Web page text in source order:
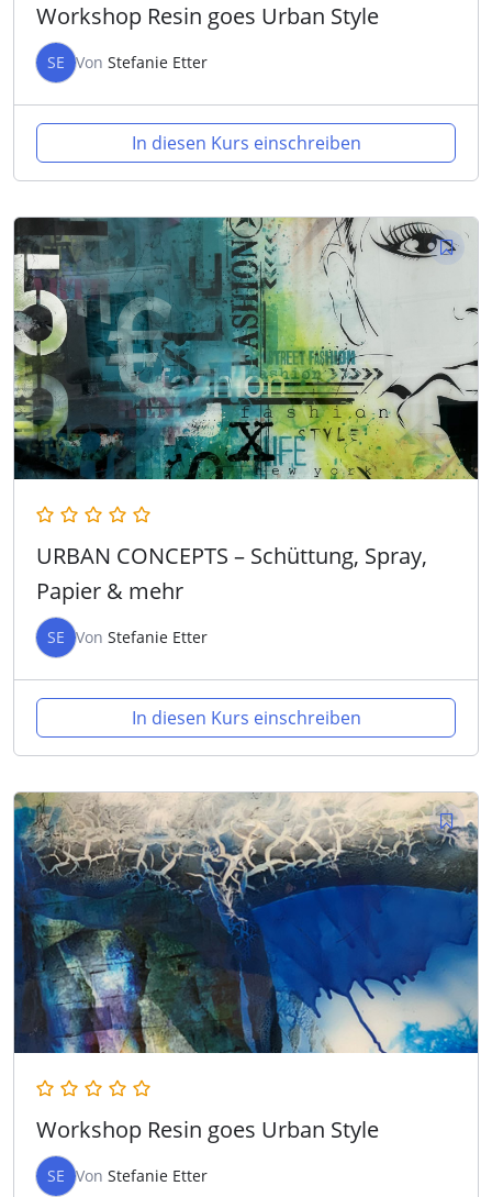
Workshop Resin goes Urban Style
SE Von Stefanie Etter
In diesen Kurs einschreiben
URBAN CONCEPTS – Schüttung, Spray,
Papier & mehr
SE Von Stefanie Etter
In diesen Kurs einschreiben
Workshop Resin goes Urban Style
SE Von Stefanie Etter